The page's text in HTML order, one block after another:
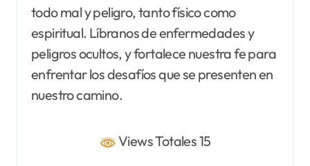
todo mal y peligro, tanto físico como
espiritual. Líbranos de enfermedades y
peligros ocultos, y fortalece nuestra fe para
enfrentar los desafíos que se presenten en
nuestro camino.
Views Totales 15